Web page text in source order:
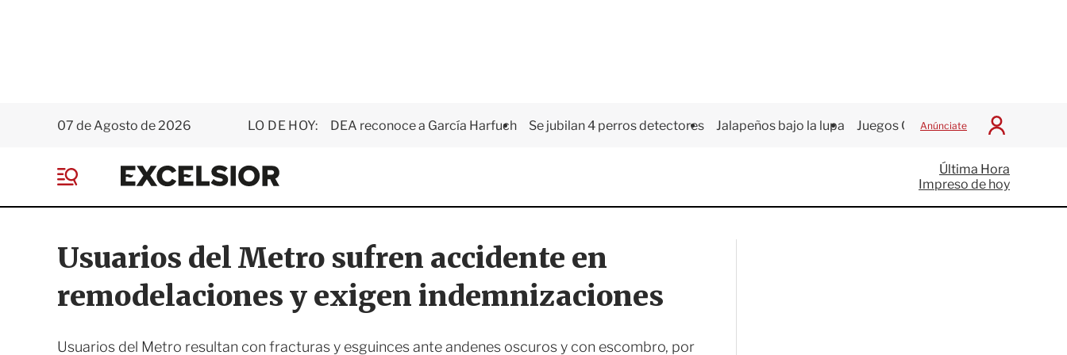
07 de Agosto de 2026 LO DE HOY: DEA reconoce a García Harfuch Se jubilan 4 perros detectores Jalapeños bajo la lupa Juegos Centroamericanos
Anúnciate
I
c
i
a
E
x
e
i
o
r
e
Última Hora
Impreso de hoy
Usuarios del Metro sufren accidente en
remodelaciones y exigen indemnizaciones
Usuarios del Metro resultan con fracturas y esguinces ante andenes oscuros y con escombro, por